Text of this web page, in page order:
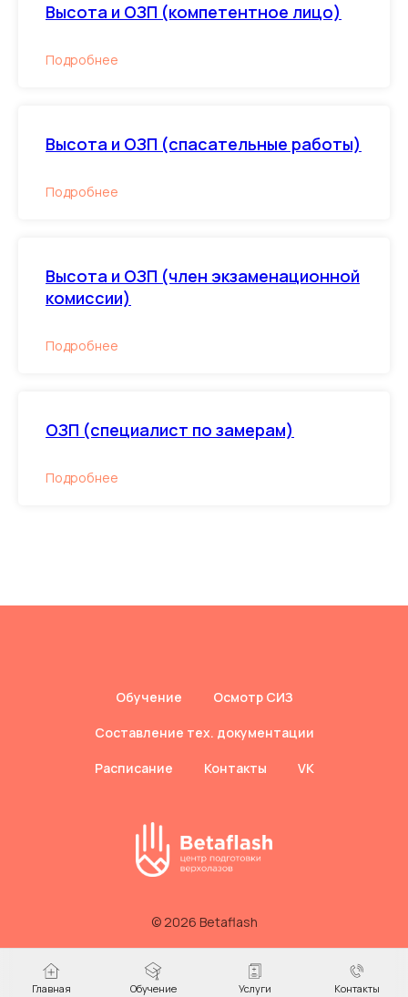
Главная Обучение Услуги Контакты
Высота и ОЗП (компетентное лицо)
Подробнее
Высота и ОЗП (спасательные работы)
Подробнее
Высота и ОЗП (член экзаменационной
комиссии)
Подробнее
ОЗП (специалист по замерам)
Подробнее
Обучение Осмотр СИЗ
Составление тех. документации
Расписание Контакты VK
© 2026 Betaflash